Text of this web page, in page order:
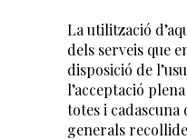
La utilització
dels serveis que
disposició de
l’acceptació
totes i cadascuna
generals